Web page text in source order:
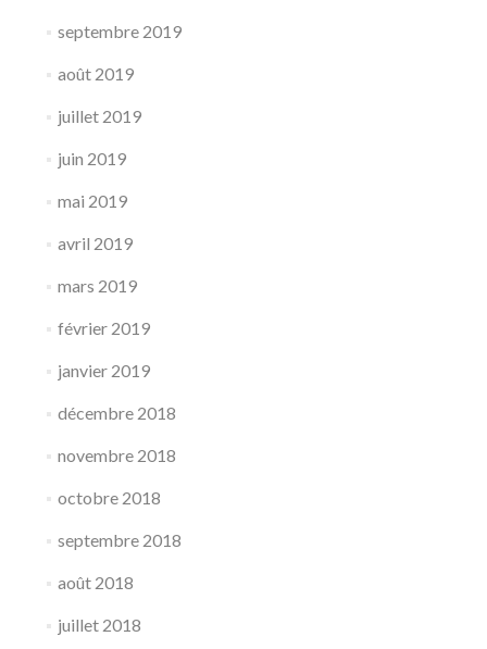
septembre 2019
août 2019
juillet 2019
juin 2019
mai 2019
avril 2019
mars 2019
février 2019
janvier 2019
décembre 2018
novembre 2018
octobre 2018
septembre 2018
août 2018
juillet 2018